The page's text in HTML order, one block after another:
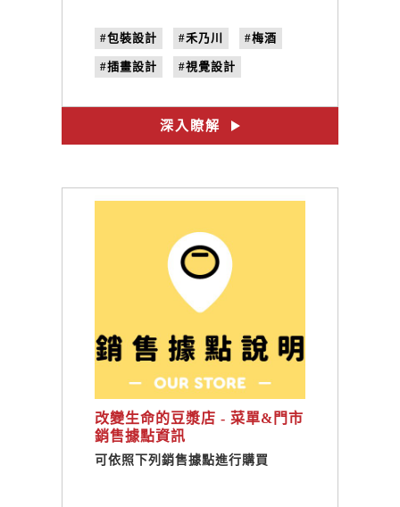
#包裝設計 #禾乃川 #梅酒
#插畫設計 #視覺設計
深入瞭解
改變生命的豆漿店 - 菜單&門市
銷售據點資訊
可依照下列銷售據點進行購買